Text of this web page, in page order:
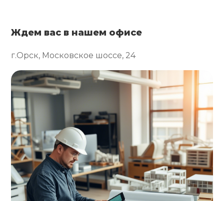
Ждем вас в нашем офисе
г.Орск, Московское шоссе, 24